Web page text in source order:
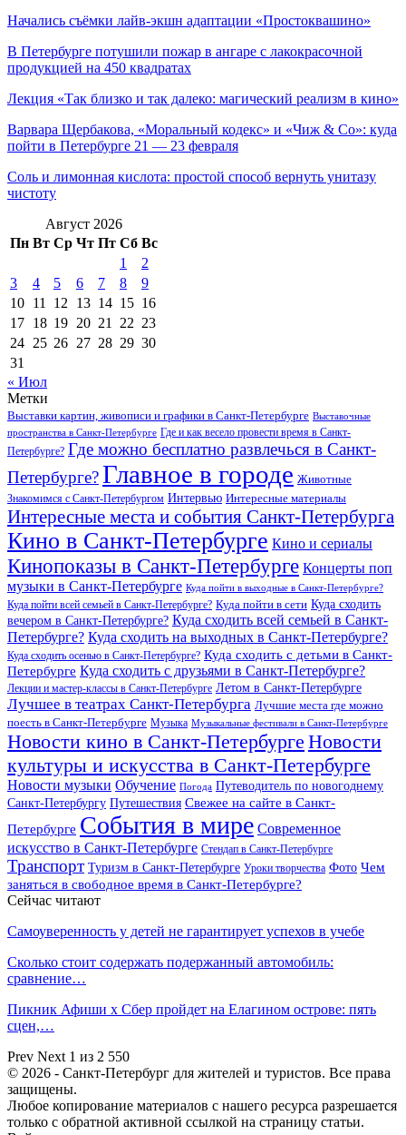
Начались съёмки лайв-экшн адаптации «Простоквашино»
В Петербурге потушили пожар в ангаре с лакокрасочной
продукцией на 450 квадратах
Лекция «Так близко и так далеко: магический реализм в кино»
Варвара Щербакова, «Моральный кодекс» и «Чиж & Co»: куда
пойти в Петербурге 21 — 23 февраля
Соль и лимонная кислота: простой способ вернуть унитазу
чистоту
Август 2026
Пн Вт Ср Чт Пт Сб Вс
1
2
3
4 5 6 7 8
9
10 11 12 13 14 15 16
17 18 19 20 21 22 23
24 25 26 27 28 29 30
31
« Июл
Метки
Выставки картин, живописи и графики в Санкт-Петербурге Выставочные
пространства в Санкт-Петербурге Где и как весело провести время в Санкт-
Петербурге? Где можно бесплатно развлечься в Санкт-
Петербурге?Главное в городе Животные
Знакомимся с Санкт-Петербургом Интервью Интересные материалы
Интересные места и события Санкт-Петербурга
Кино в Санкт-Петербурге Кино и сериалы
Кинопоказы в Санкт-Петербурге Концерты поп
музыки в Санкт-Петербурге Куда пойти в выходные в Санкт-Петербурге?
Куда пойти всей семьей в Санкт-Петербурге? Куда пойти в сети Куда сходить
вечером в Санкт-Петербурге? Куда сходить всей семьей в Санкт-
Петербурге? Куда сходить на выходных в Санкт-Петербурге?
Куда сходить осенью в Санкт-Петербурге? Куда сходить с детьми в Санкт-
Петербурге Куда сходить с друзьями в Санкт-Петербурге?
Лекции и мастер-классы в Санкт-Петербурге Летом в Санкт-Петербурге
Лучшее в театрах Санкт-Петербурга Лучшие места где можно
поесть в Санкт-Петербурге Музыка Музыкальные фестивали в Санкт-Петербурге
Новости кино в Санкт-Петербурге Новости
культуры и искусства в Санкт-Петербурге
Новости музыки Обучение Погода Путеводитель по новогоднему
Санкт-Петербургу Путешествия Свежее на сайте в Санкт-
Петербурге События в мире Современное
искусство в Санкт-Петербурге Стендап в Санкт-Петербурге
Транспорт Туризм в Санкт-Петербурге Уроки творчества Фото Чем
заняться в свободное время в Санкт-Петербурге?
Сейчас читают
Самоуверенность у детей не гарантирует успехов в учебе
Сколько стоит содержать подержанный автомобиль:
сравнение…
Пикник Афиши x Сбер пройдет на Елагином острове: пять
сцен,…
Prev Next 1 из 2 550
© 2026 - Санкт-Петербург для жителей и туристов. Все права
защищены.
Любое копирование материалов с нашего ресурса разрешается
только с обратной активной ссылкой на страницу статьи.